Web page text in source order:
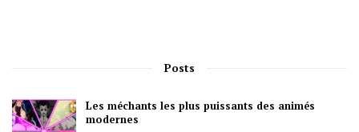
Posts
Les méchants les plus puissants des animés
modernes